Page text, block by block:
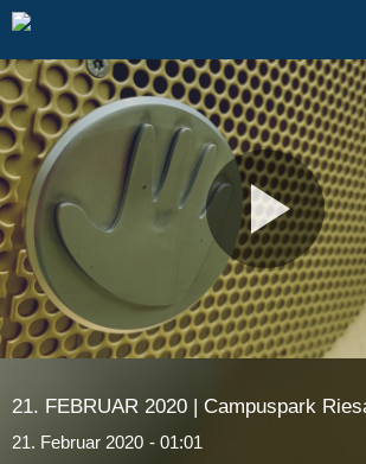
21. FEBRUAR 2020 | Campuspark
21. Februar 2020 - 01:01